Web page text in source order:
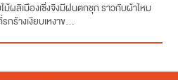
ผลิเมืองเซิ่งจิงมีฝนตกชุก ราวกับผ้าไหม
ร้างเงียบเหงาข...